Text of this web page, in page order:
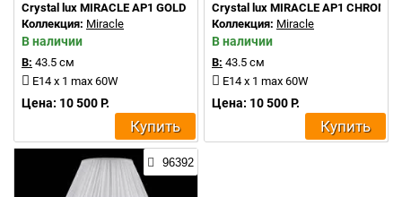
Crystal lux MIRACLE AP1 GOLD
Коллекция: Miracle
В наличии
В: 43.5 см
E14 x 1 max 60W
Цена: 10 500 Р.
Купить
Crystal lux MIRACLE AP1 CHROME
Коллекция: Miracle
В наличии
В: 43.5 см
E14 x 1 max 60W
Цена: 10 500 Р.
Купить
96392